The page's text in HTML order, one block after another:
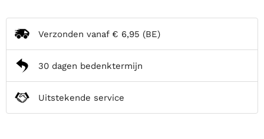
Verzonden vanaf € 6,95 (BE)
30 dagen bedenktermijn
Uitstekende service